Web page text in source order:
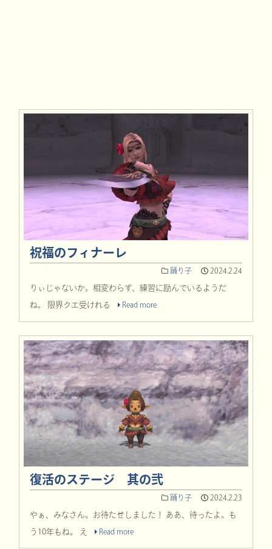
祝福のフィナーレ
踊り子 2024.2.24
りぃじゃないか。相変わらず、練習に励んでいるようだ
ね。 限界クエ受けれる Read more
復活のステージ 其の弐
踊り子 2024.2.23
やぁ、みなさん。お待たせしました！ ああ、待ったよ。も
う10年もね。 え Read more